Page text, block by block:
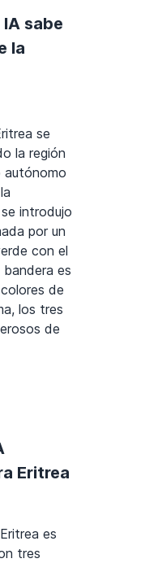
sabe
la
se
la región
introdujo
por un
con el
es
de
los tres
de
Eritrea
es
tres